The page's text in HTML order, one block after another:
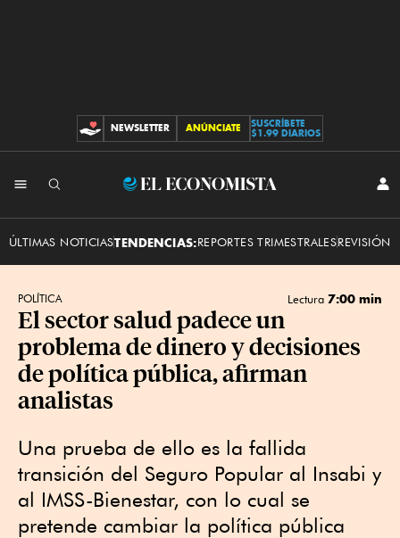
CONTRIBUCIONES
NEWSLETTER ANÚNCIATE
SUSCRÍBETE
$1.99 DIARIOS
El
ÚLTIMAS NOTICIASTENDENCIAS:REPORTES TRIMESTRALESREVISIÓN
POLÍTICA Lectura 7:00 min
El sector salud padece un
problema de dinero y decisiones
de política pública, afirman
analistas
Una prueba de ello es la fallida
transición del Seguro Popular al Insabi y
al IMSS-Bienestar, con lo cual se
pretende cambiar la política pública